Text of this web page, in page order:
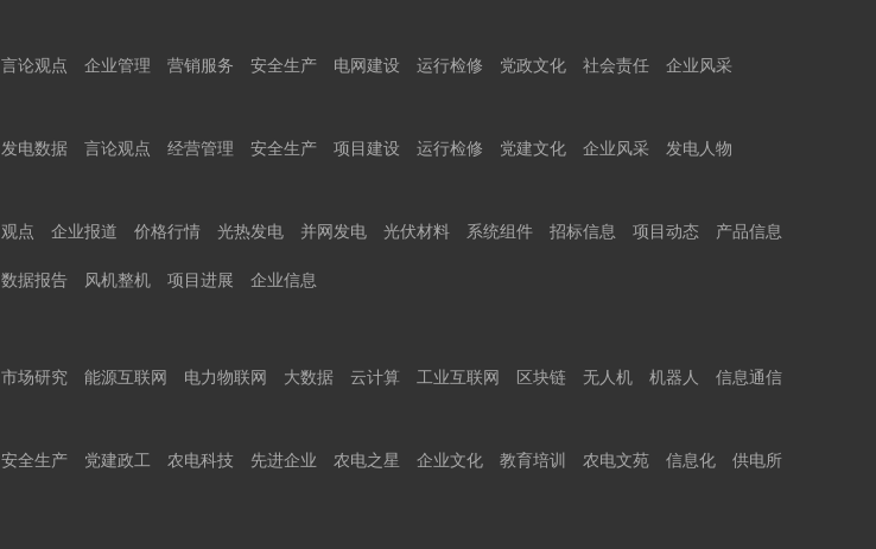
言论观点 企业管理 营销服务 安全生产 电网建设 运行检修 党政文化 社会责任
企业风采
发电数据 言论观点 经营管理 安全生产 项目建设 运行检修 党建文化 企业风采
发电人物
观点 企业报道 价格行情 光热发电 并网发电 光伏材料 系统组件 招标信息 项目动态 产品信息
数据报告 风机整机 项目进展 企业信息
市场研究 能源互联网 电力物联网 大数据 云计算 工业互联网 区块链 无人机 机器人
信息通信
安全生产 党建政工 农电科技 先进企业 农电之星 企业文化 教育培训 农电文苑 信息化
供电所